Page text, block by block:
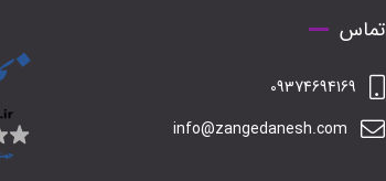
تماس
09374694169
info@zangedanesh.com